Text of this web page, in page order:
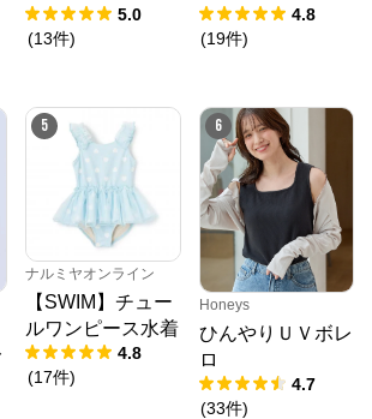
5.0
(13件)
4.8
(19件)
5
ナルミヤオンライン
【SWIM】チュー
ルワンピース水着
4.8
(17件)
6
Honeys
ひんやりＵＶボレ
ロ
4.7
(33件)
スプラス オンラインストア